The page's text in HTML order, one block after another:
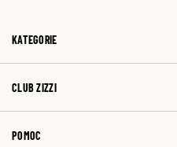
KATEGORIE
CLUB ZIZZI
POMOC